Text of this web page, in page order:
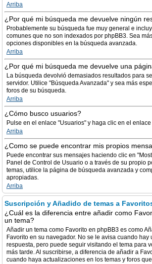
Arriba
¿Por qué mi búsqueda me devuelve ningún
Probablemente su búsqueda fue muy general e
comunes que no son indexados por phpBB3. Sea
opciones disponibles en la búsqueda avanzada.
Arriba
¿Por qué mi búsqueda me devuelve una
La búsqueda devolvió demasiados resultados para
servidor. Utilice "Búsqueda Avanzada" y sea más
foros de su búsqueda.
Arriba
¿Cómo busco usuarios?
Pulse en el enlace "Usuarios" y haga clic en el
Arriba
¿Como se puede encontrar mis propios
Puede encontrar sus mensajes haciendo clic en
Panel de Control de Usuario o a través de su propio
temas, utilice la página de búsqueda avanzada y
apropiadas.
Arriba
Suscripción y Añadido de temas a
¿Cuál es la diferencia entre añadir como
un tema?
Añadir un tema como Favorito en phpBB3 es como
Favorito en su navegador. No se le avisa cuando hay
respuesta, pero puede seguir visitando el tema para
más tarde. Al suscribirse, a diferencia de añadir a
cuando haya actualizaciones en los temas y foros